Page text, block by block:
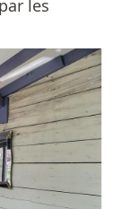
les